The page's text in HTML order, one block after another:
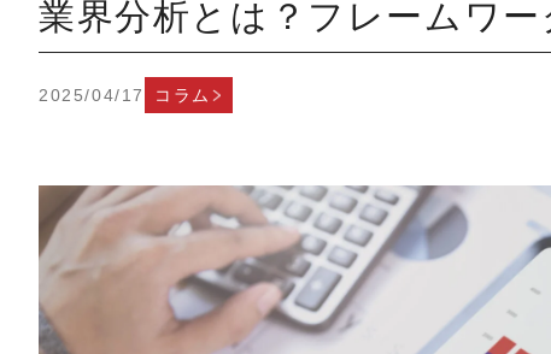
業界分析とは？フレームワ
2025/04/17 コラム